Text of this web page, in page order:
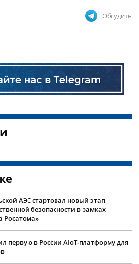
Обсудить
АЭС стартовал новый этап
безопасности в рамках
Росатома»
первую в России AIoT-платформу для